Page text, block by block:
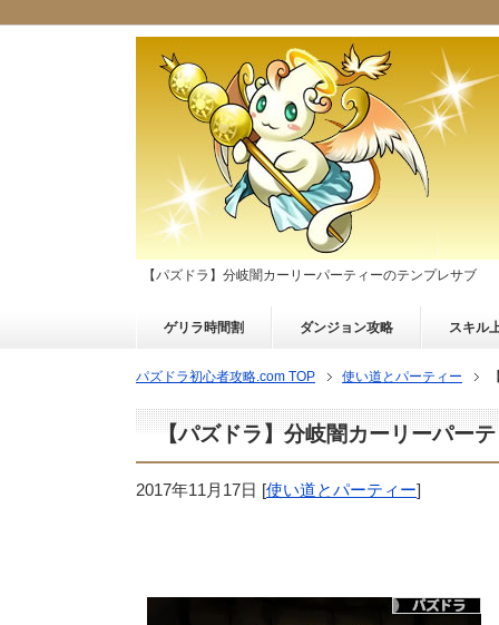
【パズドラ】分岐闇カーリーパーティーのテンプレサブ
ゲリラ時間割 ダンジョン攻略 スキル
パズドラ初心者攻略.com TOP 使い道とパーティー
【パズドラ】分岐闇カーリーパー
2017年11月17日 [使い道とパーティー]